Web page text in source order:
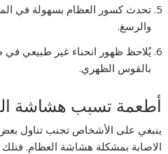
تحدث كسور العظام بسهولة في
والرسغ.
يُلاحظ ظهور انحناء غير طبيعي
بالقوس الظهري.
أطعمة تسبب هشاشة
ينبغي على الأشخاص تجنب تناول
الاصابة بمشكلة هشاشة العظام.